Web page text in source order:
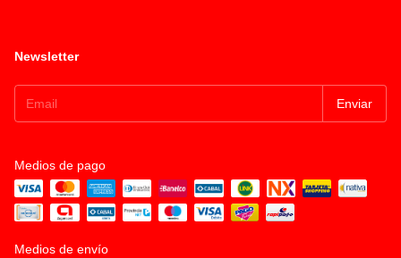
Newsletter
Medios de pago
Medios de envío